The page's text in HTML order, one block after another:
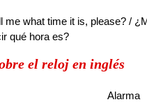
me what time it is, please? /
qué hora es?
el reloj en inglés
Alarma